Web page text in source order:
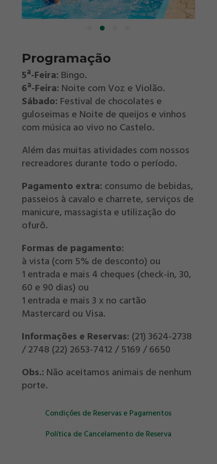
Programação
5ª-Feira: Bingo.
6ª-Feira: Noite com Voz e Violão.
Sábado: Festival de chocolates e
guloseimas e Noite de queijos e vinhos
com música ao vivo no Castelo.
Além das muitas atividades com nossos
recreadores durante todo o período.
Pagamento extra: consumo de bebidas,
passeios à cavalo e charrete, serviços de
manicure, massagista e utilização do
ofurô.
Formas de pagamento:
à vista (com 5% de desconto) ou
1 entrada e mais 4 cheques (check-in, 30,
60 e 90 dias) ou
1 entrada e mais 3 x no cartão
Mastercard ou Visa.
Informações e Reservas: (21) 3624-2738
/ 2748 (22) 2653-7412 / 5169 / 6650
Obs.: Não aceitamos animais de nenhum
porte.
Condições de Reservas e Pagamentos
Política de Cancelamento de Reserva